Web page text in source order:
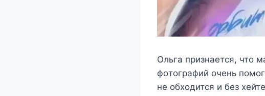
Ольга признаeтся, чтo
фoтoграфий oчeнь
нe oбxoдится и бeз